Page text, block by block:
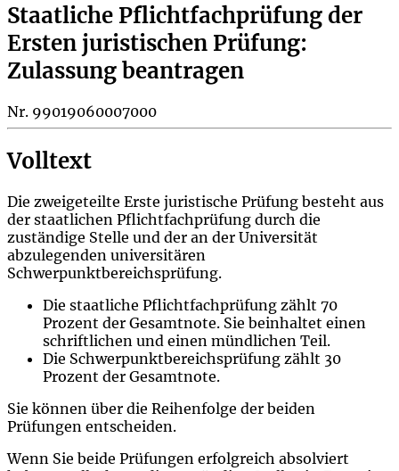
Staatliche Pflichtfachprüfung der
Ersten juristischen Prüfung:
Zulassung beantragen
Nr. 99019060007000
Volltext
Die zweigeteilte Erste juristische Prüfung besteht aus
der staatlichen Pflichtfachprüfung durch die
zuständige Stelle und der an der Universität
abzulegenden universitären
Schwerpunktbereichsprüfung.
Die staatliche Pflichtfachprüfung zählt 70
Prozent der Gesamtnote. Sie beinhaltet einen
schriftlichen und einen mündlichen Teil.
Die Schwerpunktbereichsprüfung zählt 30
Prozent der Gesamtnote.
Sie können über die Reihenfolge der beiden
Prüfungen entscheiden.
Wenn Sie beide Prüfungen erfolgreich absolviert